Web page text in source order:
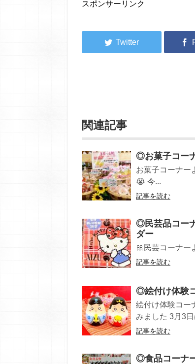
スポンサーリンク
関連記事
◎お菓子コー
お菓子コーナー
😭 今...
記事を読む
◎民芸品コー
ダー
🎀民芸コーナー
記事を読む
◎絵付け体験
絵付け体験コー
みました 3月3
記事を読む
◎食品コーナ